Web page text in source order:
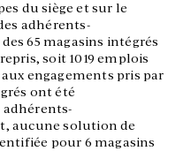
du siège et sur le
adhérents-
65 magasins intégrés
soit 1019 emplois
engagements pris par
ont été
adhérents-
aucune solution de
pour 6 magasins